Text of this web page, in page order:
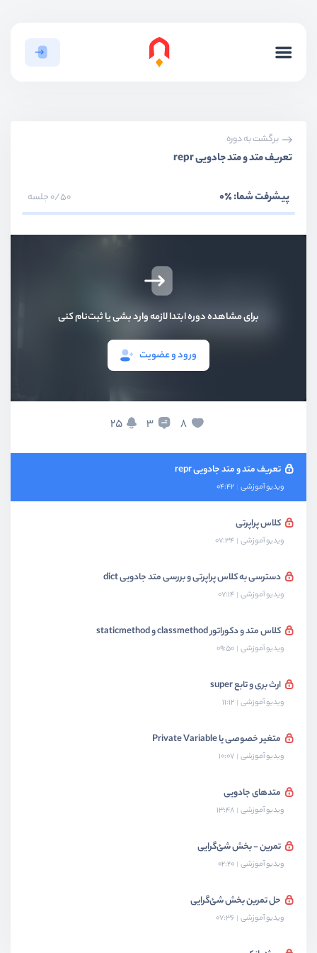
برگشت به دوره
تعریف متد و متد جادویی repr
پیشرفت شما:٪0 0/50 جلسه
برای مشاهده دوره ابتدا لازمه وارد بشی یا ثبت‌نام کنی
ورود و عضویت
8
3
25
بخش دوم
آشنایی با پارادایم شئ‌گرایی
تعریف کلاس، نمونه‌ها و سازنده
تعریف متد و متد جادویی repr
ویدیو آموزشی 04:42
کلاس پراپرتی
ویدیو آموزشی 07:34
دسترسی به کلاس پراپرتی و بررسی متد جادویی dict
ویدیو آموزشی 07:14
کلاس متد و دکوراتور classmethod و staticmethod
ویدیو آموزشی 09:50
ارث بری و تابع super
ویدیو آموزشی 11:12
متغیر خصوصی یا Private Variable
ویدیو آموزشی 10:07
متدهای جادویی
ویدیو آموزشی 13:48
تمرین - بخش شئ‌گرایی
ویدیو آموزشی 02:20
حل تمرین بخش شئ‌گرایی
ویدیو آموزشی 07:36